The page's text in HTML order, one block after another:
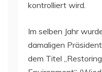
kontrolliert wird.
Im selben Jahr
damaligen
dem Titel